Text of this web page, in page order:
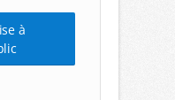
à